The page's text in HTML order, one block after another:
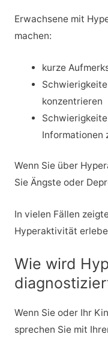
Erwachsene mit
machen:
kurze
konzentrieren
Informationen
Wenn Sie über
Sie Ängste oder
In vielen Fällen
Hyperaktivität
Wie wird
Wenn Sie oder Ihr
sprechen Sie mit